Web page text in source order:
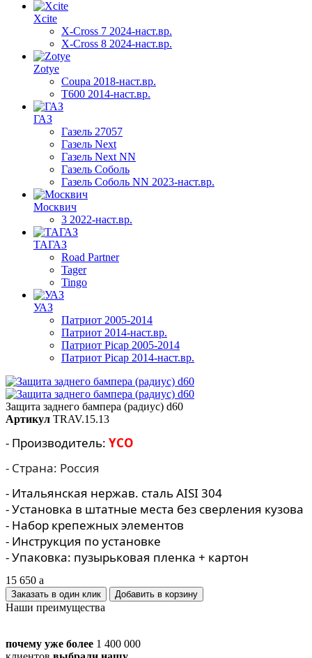
Xcite
X-Cross 7 2024-наст.вр.
X-Cross 8 2024-наст.вр.
Zotye
Coupa 2018-наст.вр.
T600 2014-наст.вр.
ГАЗ
Газель 27057
Газель Next
Газель Next NN
Газель Соболь
Газель Соболь NN 2023-наст.вр.
Москвич
3 2022-наст.вр.
ТАГАЗ
Road Partner
Tager
Tingo
УАЗ
Патриот 2005-2014
Патриот 2014-наст.вр.
Патриот Picap 2005-2014
Патриот Picap 2014-наст.вр.
Защита заднего бампера (радиус) d60
Артикул TRAV.15.13
- Производитель: YCO
- Страна: Россия
- Итальянская нержав. сталь AISI 304
- Установка в штатные места без сверления кузова
- Набор крепежных элементов
- Инструкция по установке
- Упаковка: пузырьковая пленка + картон
15 650 a
Заказать в один клик
Наши преимущества
почему уже более 1 400 000